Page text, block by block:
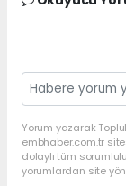
Yorum yazarak
embhaber.com.tr
dolaylı tüm
yorumlardan site